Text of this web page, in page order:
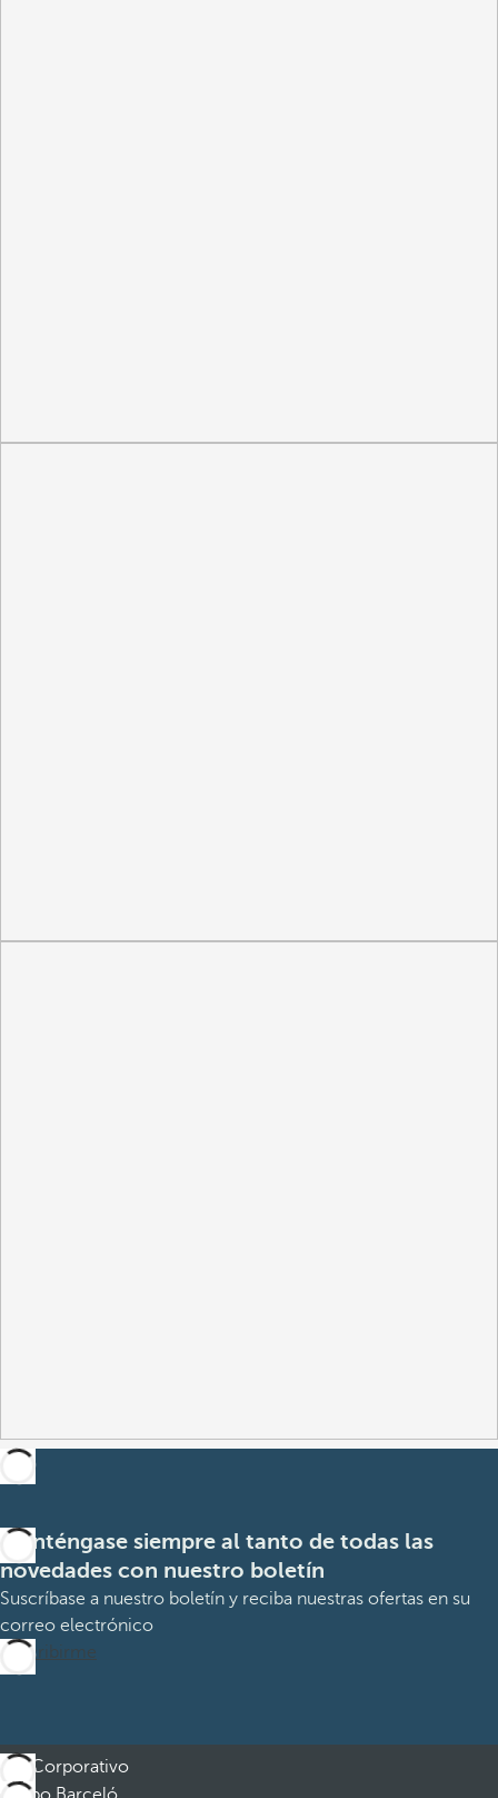
Manténgase siempre al tanto de todas las
novedades con nuestro boletín
Suscríbase a nuestro boletín y reciba nuestras ofertas en su
correo electrónico
Suscribirme
Corporativo